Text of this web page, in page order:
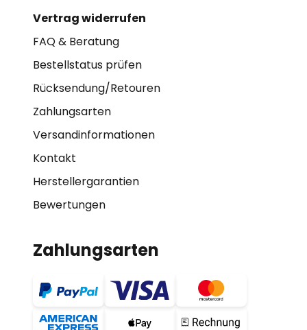
Vertrag widerrufen
FAQ & Beratung
Bestellstatus prüfen
Rücksendung/Retouren
Zahlungsarten
Versandinformationen
Kontakt
Herstellergarantien
Bewertungen
Zahlungsarten